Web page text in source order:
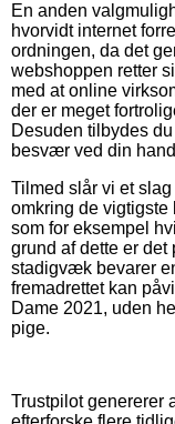
En anden
hvorvidt internet
ordningen, da det
webshoppen retter
med at online
der er meget
Desuden tilbydes
besvær ved din
Tilmed slår vi et
omkring de vigtigste
som for eksempel
grund af dette er det
stadigvæk bevarer
fremadrettet kan
Dame 2021, uden
pige.
Trustpilot genererer